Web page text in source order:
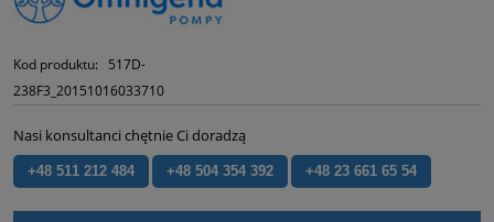
Kod produktu:
517D-
238F3_20151016033710
Nasi konsultanci chętnie Ci doradzą
+48 511 212 484 +48 504 354 392 +48 23 661 65 54